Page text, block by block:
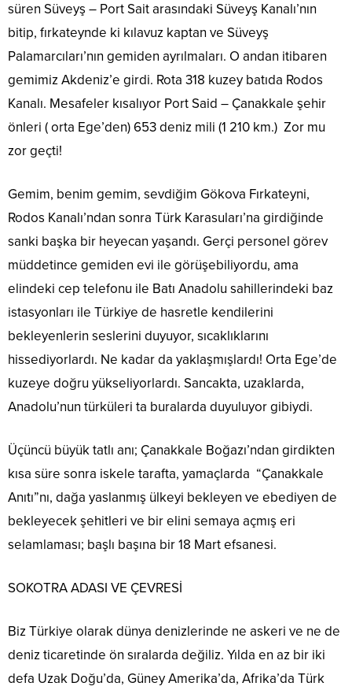
süren Süveyş – Port Sait arasındaki Süveyş Kanalı’nın
bitip, fırkateynde ki kılavuz kaptan ve Süveyş
Palamarcıları’nın gemiden ayrılmaları. O andan itibaren
gemimiz Akdeniz’e girdi. Rota 318 kuzey batıda Rodos
Kanalı. Mesafeler kısalıyor Port Said – Çanakkale şehir
önleri ( orta Ege’den) 653 deniz mili (1 210 km.) Zor mu
zor geçti!
Gemim, benim gemim, sevdiğim Gökova Fırkateyni,
Rodos Kanalı’ndan sonra Türk Karasuları’na girdiğinde
sanki başka bir heyecan yaşandı. Gerçi personel görev
müddetince gemiden evi ile görüşebiliyordu, ama
elindeki cep telefonu ile Batı Anadolu sahillerindeki baz
istasyonları ile Türkiye de hasretle kendilerini
bekleyenlerin seslerini duyuyor, sıcaklıklarını
hissediyorlardı. Ne kadar da yaklaşmışlardı! Orta Ege’de
kuzeye doğru yükseliyorlardı. Sancakta, uzaklarda,
Anadolu’nun türküleri ta buralarda duyuluyor gibiydi.
Üçüncü büyük tatlı anı; Çanakkale Boğazı’ndan girdikten
kısa süre sonra iskele tarafta, yamaçlarda “Çanakkale
Anıtı”nı, dağa yaslanmış ülkeyi bekleyen ve ebediyen de
bekleyecek şehitleri ve bir elini semaya açmış eri
selamlaması; başlı başına bir 18 Mart efsanesi.
SOKOTRA ADASI VE ÇEVRESİ
Biz Türkiye olarak dünya denizlerinde ne askeri ve ne de
deniz ticaretinde ön sıralarda değiliz. Yılda en az bir iki
defa Uzak Doğu’da, Güney Amerika’da, Afrika’da Türk